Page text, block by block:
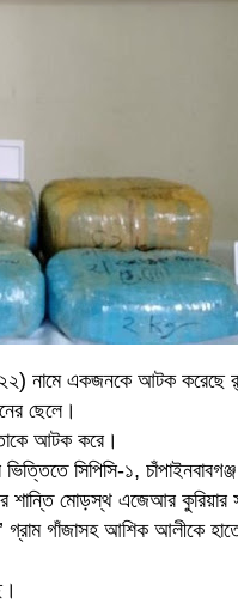
(২২) নামে একজনকে আটক
ছেলে।
তাকে আটক করে।
সিপিসি-১,
শান্তি মোড়স্থ এজেআর কুরিয়ার
গ্রাম গাঁজাসহ আশিক আলীকে